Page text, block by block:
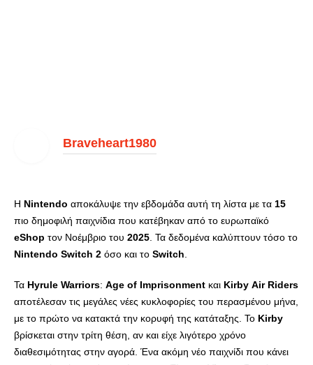
Braveheart1980
Η Nintendo αποκάλυψε την εβδομάδα αυτή τη λίστα με τα 15
πιο δημοφιλή παιχνίδια που κατέβηκαν από το ευρωπαϊκό
eShop τον Νοέμβριο του 2025 . Τα δεδομένα καλύπτουν τόσο το
Nintendo Switch 2 όσο και το Switch
Τα Hyrule Warriors: Age of Imprisonment και Kirby Air Riders
αποτέλεσαν τις μεγάλες νέες κυκλοφορίες του περασμένου μήνα,
με το πρώτο να κατακτά την κορυφή της κατάταξης. Το Kirby
βρίσκεται στην τρίτη θέση, αν και είχε λιγότερο χρόνο
διαθεσιμότητας στην αγορά. Ένα ακόμη νέο παιχνίδι που κάνει